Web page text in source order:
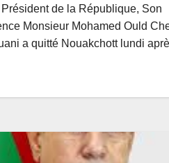
de la République, Son
Monsieur Mohamed Ould
a quitté Nouakchott lundi